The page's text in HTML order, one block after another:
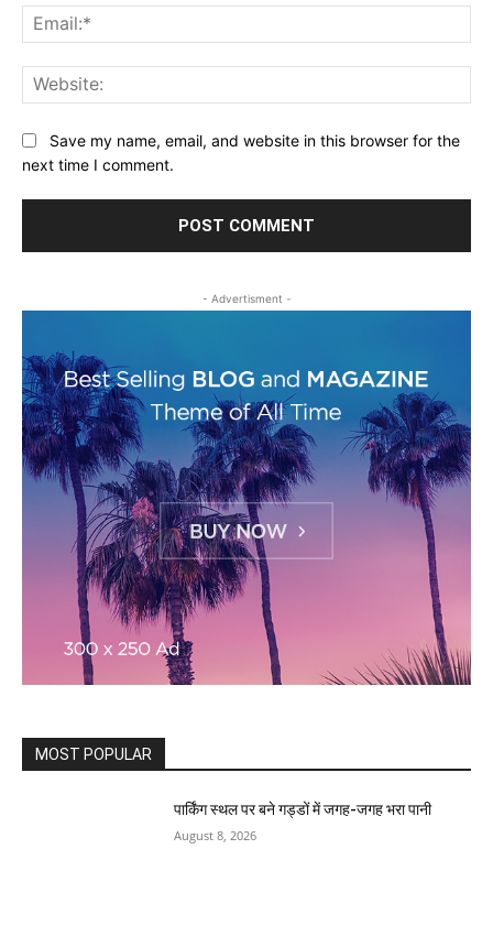
Save my name, email, and website in this browser for the
next time I comment.
- Advertisment -
MOST POPULAR
पार्किंग स्थल पर बने गड्डों में जगह-जगह भरा पानी
August 8, 2026